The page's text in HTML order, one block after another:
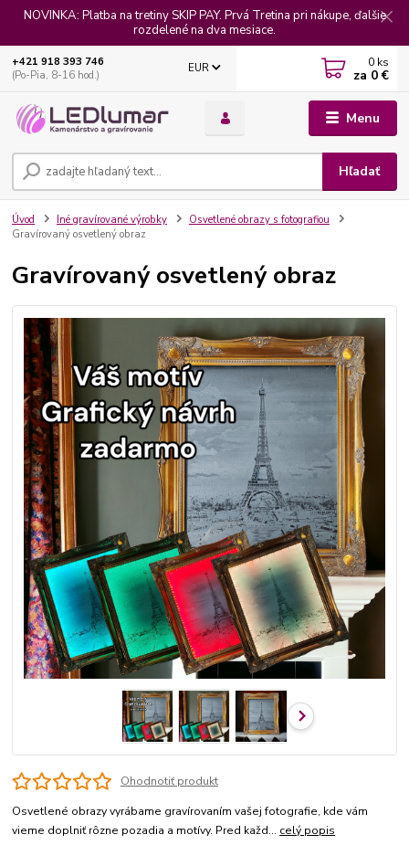
NOVINKA: Platba na tretiny SKIP PAY. Prvá Tretina pri nákupe, ďalšie
rozdelené na dva mesiace.
Menu
EUR
Hľadať
+421 918 393 746
(Po-Pia, 8-16 hod.)
0 ks
za 0 €
Úvod Iné gravírované výrobky
Osvetlené obrazy s fotografiou
Gravírovaný osvetlený obraz
Gravírovaný osvetlený obraz
Ohodnotiť produkt
Osvetlené obrazy vyrábame gravírovaním vašej fotografie, kde vám
vieme doplniť rôzne pozadia a motívy. Pred každ... celý popis